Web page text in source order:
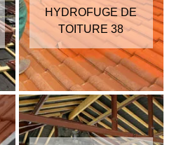
HYDROFUGE DE
TOITURE 38